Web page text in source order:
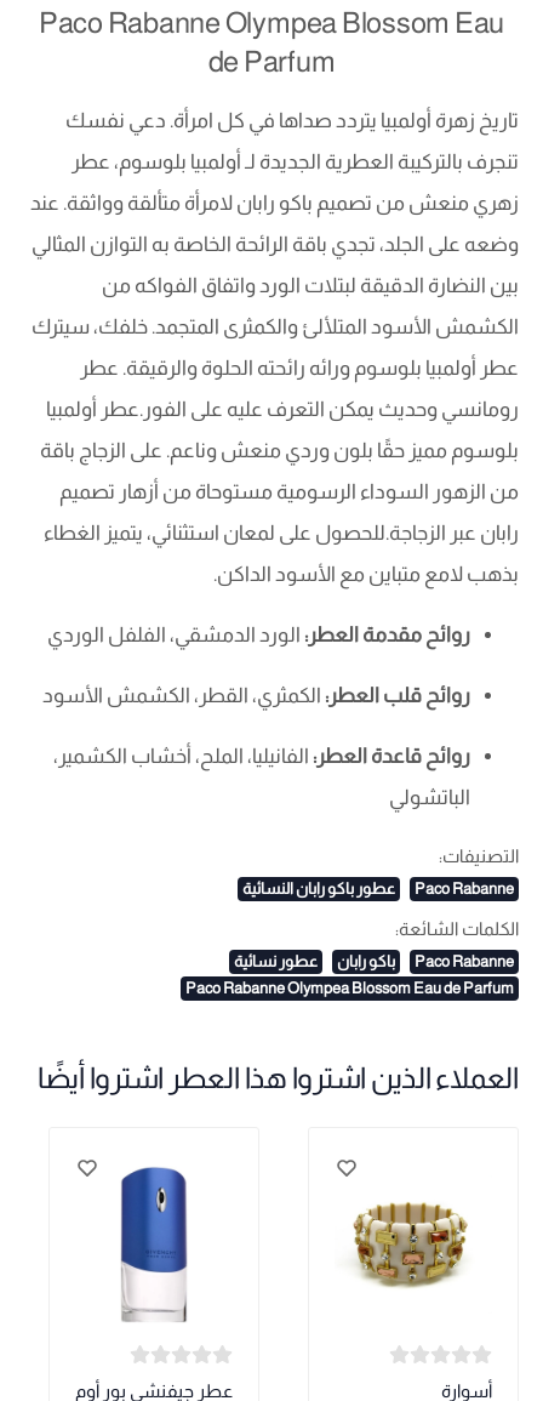
Paco Rabanne Olympea Blossom Eau
de Parfum
تاريخ زهرة أولمبيا يتردد صداها في كل امرأة. دعي نفسك
تنجرف بالتركيبة العطرية الجديدة لـ أولمبيا بلوسوم، عطر
زهري منعش من تصميم باكو رابان لامرأة متألقة وواثقة. عند
وضعه على الجلد، تجدي باقة الرائحة الخاصة به التوازن المثالي
بين النضارة الدقيقة لبتلات الورد واتفاق الفواكه من
الكشمش الأسود المتلألئ والكمثرى المتجمد. خلفك، سيترك
عطر أولمبيا بلوسوم ورائه رائحته الحلوة والرقيقة. عطر
رومانسي وحديث يمكن التعرف عليه على الفور.عطر أولمبيا
بلوسوم مميز حقًا بلون وردي منعش وناعم. على الزجاج باقة
من الزهور السوداء الرسومية مستوحاة من أزهار تصميم
رابان عبر الزجاجة.للحصول على لمعان استثنائي، يتميز الغطاء
بذهب لامع متباين مع الأسود الداكن.
روائح مقدمة العطر: الورد الدمشقي، الفلفل الوردي
روائح قلب العطر: الكمثري، القطر، الكشمش الأسود
روائح قاعدة العطر: الفانيليا، الملح، أخشاب الكشمير،
الباتشولي
التصنيفات:
Paco Rabanne عطور باكو رابان النسائية
الكلمات الشائعة:
Paco Rabanne باكو رابان
عطور نسائية
Paco Rabanne Olympea Blossom Eau de Parfum
العملاء الذين اشتروا هذا العطر اشتروا أيضًا
أسوارة
عطر جيفنشي بور أوم